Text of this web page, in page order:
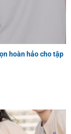
hoàn hảo cho tập